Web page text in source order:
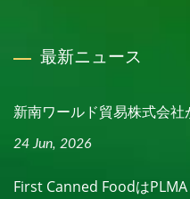
最新ニュース
新南ワールド貿易株式会
24 Jun, 2026
First Canned Foodは